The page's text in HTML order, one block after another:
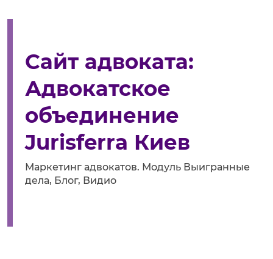
Сайт адвоката:
Адвокатское
объединение
Jurisferra Киев
Маркетинг адвокатов. Модуль Выигранные
дела, Блог, Видио